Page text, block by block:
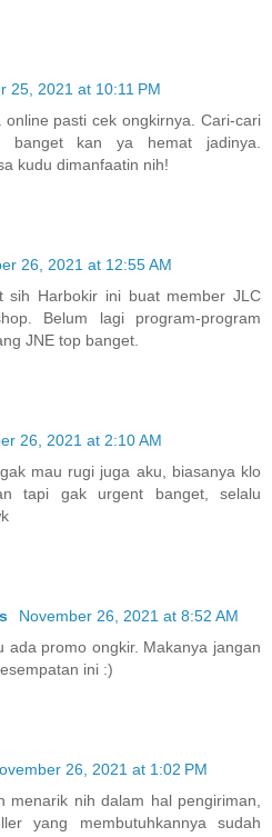
25, 2021 at 10:11 PM
pasti cek ongkirnya. Cari-cari
banget kan ya hemat jadinya.
kudu dimanfaatin nih!
26, 2021 at 12:55 AM
sih Harbokir ini buat member JLC
Belum lagi program-program
JNE top banget.
26, 2021 at 2:10 AM
mau rugi juga aku, biasanya klo
tapi gak urgent banget, selalu
November 26, 2021 at 8:52 AM
ada promo ongkir. Makanya jangan
ini :)
26, 2021 at 1:02 PM
menarik nih dalam hal pengiriman,
yang membutuhkannya sudah